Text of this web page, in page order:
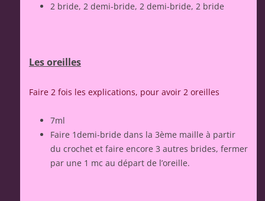
2 bride, 2 demi-bride, 2 demi-bride, 2 bride
Les oreilles
Faire 2 fois les explications, pour avoir 2 oreilles
7ml
Faire 1demi-bride dans la 3ème maille à partir
du crochet et faire encore 3 autres brides, fermer
par une 1 mc au départ de l’oreille.